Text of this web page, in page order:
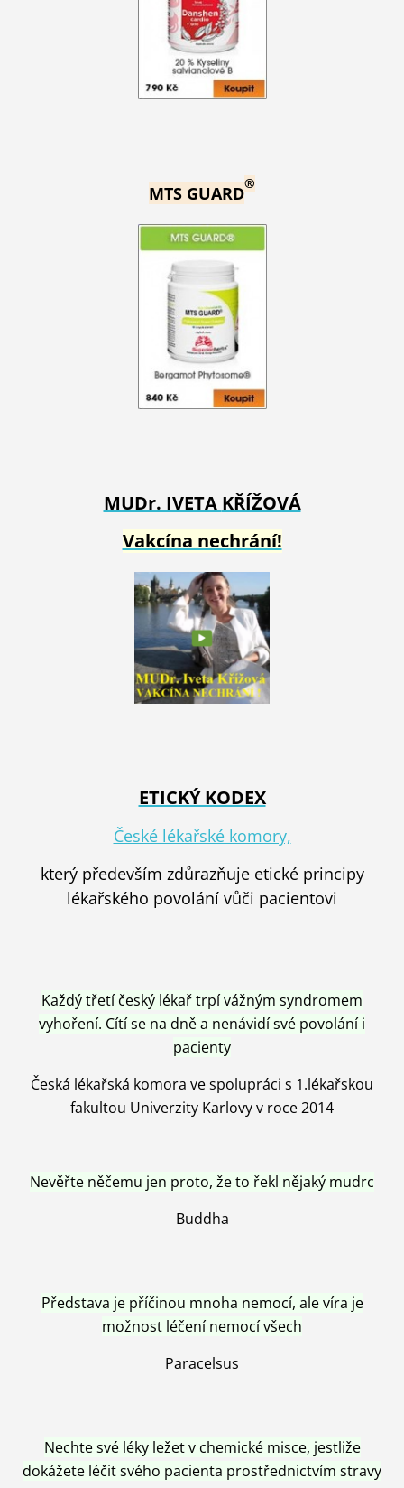
MTS GUARD®
MUDr. IVETA KŘÍŽOVÁ
Vakcína nechrání!
ETICKÝ KODEX
České lékařské komory,
který především zdůrazňuje etické principy
lékařského povolání vůči pacientovi
Každý třetí český lékař trpí vážným syndromem
vyhoření. Cítí se na dně a nenávidí své povolání i
pacienty
Česká lékařská komora ve spolupráci s 1.lékařskou
fakultou Univerzity Karlovy v roce 2014
Nevěřte něčemu jen proto, že to řekl nějaký mudrc
Buddha
Představa je příčinou mnoha nemocí, ale víra je
možnost léčení nemocí všech
Paracelsus
Nechte své léky ležet v chemické misce, jestliže
dokážete léčit svého pacienta prostřednictvím stravy